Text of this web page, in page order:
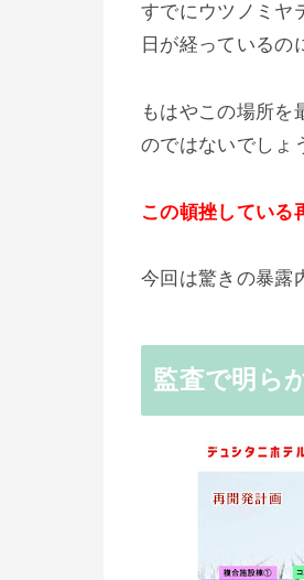
すでにウツノミヤ
日が経っているの
もはやこの場所を
のではないでしょ
この頓挫している
今回は驚きの暴露
監査で明ら